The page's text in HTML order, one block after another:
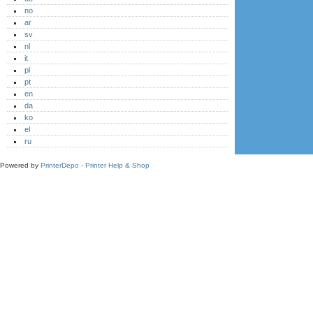
no
ar
sv
nl
it
pl
pt
en
da
ko
el
ru
Powered by PrinterDepo - Printer Help & Shop